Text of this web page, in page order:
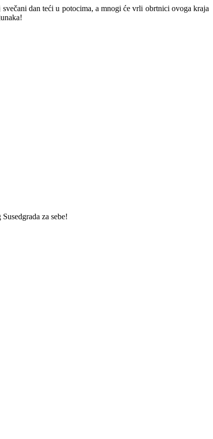
dan teći u potocima, a mnogi će vrli obrtnici ovoga kraja
za sebe!